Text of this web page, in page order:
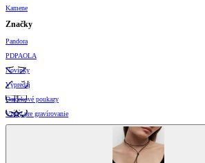
Kamene
Značky
Pandora
PDPAOLA
Novinky
Výpredaj
Darčekové poukazy
Vzory pre gravírovanie